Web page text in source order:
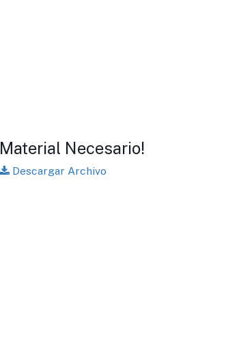
Material Necesario!
Descargar Archivo